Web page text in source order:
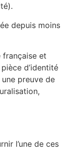
depuis moins
française et
d’identité
preuve de
l’une de ces